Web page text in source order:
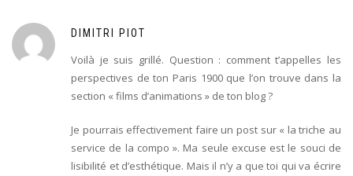
DIMITRI PIOT
Voilà je suis grillé. Question : comment t’appelles les
perspectives de ton Paris 1900 que l’on trouve dans la
section « films d’animations » de ton blog ?
Je pourrais effectivement faire un post sur « la triche au
service de la compo ». Ma seule excuse est le souci de
lisibilité et d’esthétique. Mais il n’y a que toi qui va écrire